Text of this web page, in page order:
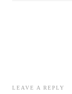
LEAVE A REPLY